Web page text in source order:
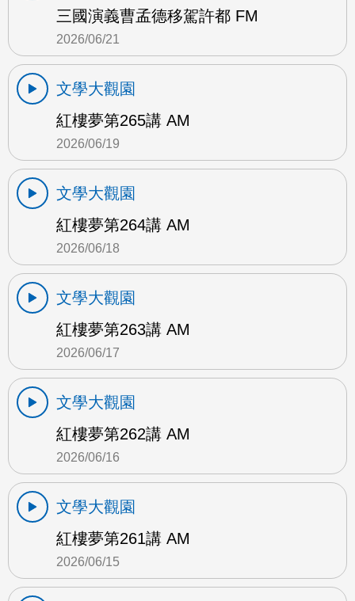
三國演義曹孟德移駕許都 FM
2026/06/21
文學大觀園
紅樓夢第265講 AM
2026/06/19
文學大觀園
紅樓夢第264講 AM
2026/06/18
文學大觀園
紅樓夢第263講 AM
2026/06/17
文學大觀園
紅樓夢第262講 AM
2026/06/16
文學大觀園
紅樓夢第261講 AM
2026/06/15